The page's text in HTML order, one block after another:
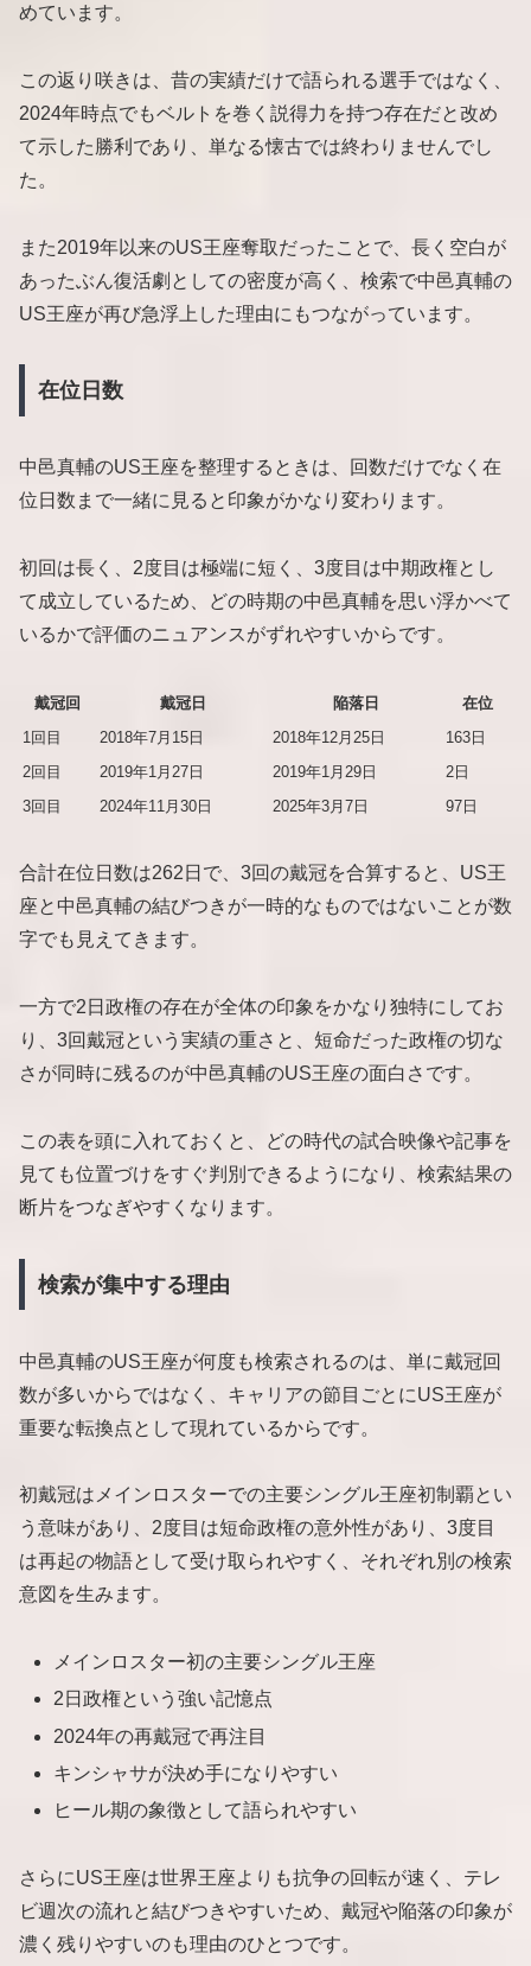
めています。
この返り咲きは、昔の実績だけで語られる選手ではなく、
2024年時点でもベルトを巻く説得力を持つ存在だと改め
て示した勝利であり、単なる懐古では終わりませんでし
た。
また2019年以来のUS王座奪取だったことで、長く空白が
あったぶん復活劇としての密度が高く、検索で中邑真輔の
US王座が再び急浮上した理由にもつながっています。
在位日数
中邑真輔のUS王座を整理するときは、回数だけでなく在
位日数まで一緒に見ると印象がかなり変わります。
初回は長く、2度目は極端に短く、3度目は中期政権とし
て成立しているため、どの時期の中邑真輔を思い浮かべて
いるかで評価のニュアンスがずれやすいからです。
戴冠回 戴冠日 陥落日
在位
1回目
2018年7月15日 2018年12月25日
163日
2回目
2019年1月27日 2019年1月29日
2日
3回目
2024年11月30日 2025年3月7日 97日
合計在位日数は262日で、3回の戴冠を合算すると、US王
座と中邑真輔の結びつきが一時的なものではないことが数
字でも見えてきます。
一方で2日政権の存在が全体の印象をかなり独特にしてお
り、3回戴冠という実績の重さと、短命だった政権の切な
さが同時に残るのが中邑真輔のUS王座の面白さです。
この表を頭に入れておくと、どの時代の試合映像や記事を
見ても位置づけをすぐ判別できるようになり、検索結果の
断片をつなぎやすくなります。
検索が集中する理由
中邑真輔のUS王座が何度も検索されるのは、単に戴冠回
数が多いからではなく、キャリアの節目ごとにUS王座が
重要な転換点として現れているからです。
初戴冠はメインロスターでの主要シングル王座初制覇とい
う意味があり、2度目は短命政権の意外性があり、3度目
は再起の物語として受け取られやすく、それぞれ別の検索
意図を生みます。
メインロスター初の主要シングル王座
2日政権という強い記憶点
2024年の再戴冠で再注目
キンシャサが決め手になりやすい
ヒール期の象徴として語られやすい
さらにUS王座は世界王座よりも抗争の回転が速く、テレ
ビ週次の流れと結びつきやすいため、戴冠や陥落の印象が
濃く残りやすいのも理由のひとつです。